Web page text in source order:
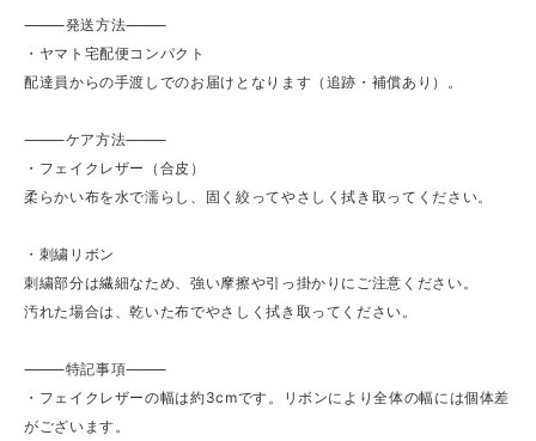
⸻発送方法⸻
・ヤマト宅配便コンパクト
配達員からの手渡しでのお届けとなります（追跡・補償あり）。
⸻ケア方法⸻
・フェイクレザー（合皮）
柔らかい布を水で濡らし、固く絞ってやさしく拭き取ってください。
・刺繍リボン
刺繍部分は繊細なため、強い摩擦や引っ掛かりにご注意ください。
汚れた場合は、乾いた布でやさしく拭き取ってください。
⸻特記事項⸻
・フェイクレザーの幅は約3cmです。リボンにより全体の幅には個体差
がございます。